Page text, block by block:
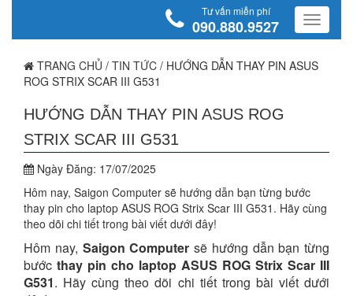
Tư vấn miễn phí
090.880.9527
TRANG CHỦ / TIN TỨC / HƯỚNG DẪN THAY PIN ASUS
ROG STRIX SCAR III G531
HƯỚNG DẪN THAY PIN ASUS ROG
STRIX SCAR III G531
Ngày Đăng: 17/07/2025
Hôm nay, Saigon Computer sẽ hướng dẫn bạn từng bước
thay pin cho laptop ASUS ROG Strix Scar III G531. Hãy cùng
theo dõi chi tiết trong bài viết dưới đây!
Hôm nay, Saigon Computer sẽ hướng dẫn bạn từng
bước thay pin cho laptop ASUS ROG Strix Scar III
G531. Hãy cùng theo dõi chi tiết trong bài viết dưới